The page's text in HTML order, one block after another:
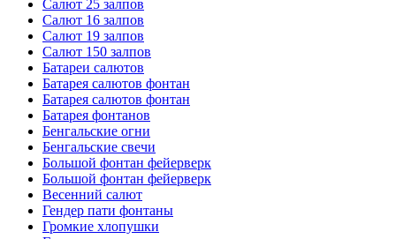
Салют 25 залпов
Салют 16 залпов
Салют 19 залпов
Салют 150 залпов
Батареи салютов
Батарея салютов фонтан
Батарея салютов фонтан
Батарея фонтанов
Бенгальские огни
Бенгальские свечи
Большой фонтан фейерверк
Большой фонтан фейерверк
Весенний салют
Гендер пати фонтаны
Громкие хлопушки